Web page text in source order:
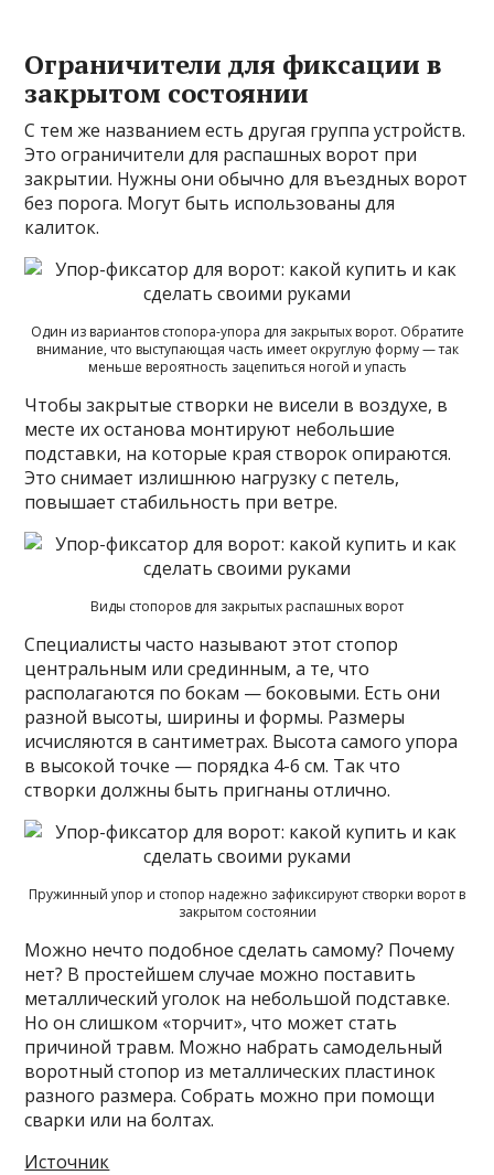
Ограничители для фиксации в
закрытом состоянии
С тем же названием есть другая группа устройств.
Это ограничители для распашных ворот при
закрытии. Нужны они обычно для въездных ворот
без порога. Могут быть использованы для
калиток.
Один из вариантов стопора-упора для закрытых ворот. Обратите
внимание, что выступающая часть имеет округлую форму — так
меньше вероятность зацепиться ногой и упасть
Чтобы закрытые створки не висели в воздухе, в
месте их останова монтируют небольшие
подставки, на которые края створок опираются.
Это снимает излишнюю нагрузку с петель,
повышает стабильность при ветре.
Виды стопоров для закрытых распашных ворот
Специалисты часто называют этот стопор
центральным или срединным, а те, что
располагаются по бокам — боковыми. Есть они
разной высоты, ширины и формы. Размеры
исчисляются в сантиметрах. Высота самого упора
в высокой точке — порядка 4-6 см. Так что
створки должны быть пригнаны отлично.
Пружинный упор и стопор надежно зафиксируют створки ворот в
закрытом состоянии
Можно нечто подобное сделать самому? Почему
нет? В простейшем случае можно поставить
металлический уголок на небольшой подставке.
Но он слишком «торчит», что может стать
причиной травм. Можно набрать самодельный
воротный стопор из металлических пластинок
разного размера. Собрать можно при помощи
сварки или на болтах.
Источник